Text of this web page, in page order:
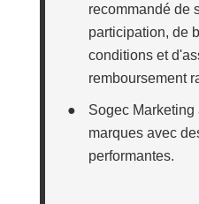
recommandé de
participation, de
conditions et
remboursement
●
Sogec
marques avec
performantes.